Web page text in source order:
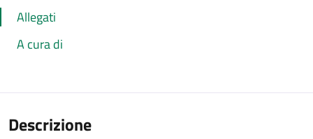
Allegati
A cura di
Descrizione